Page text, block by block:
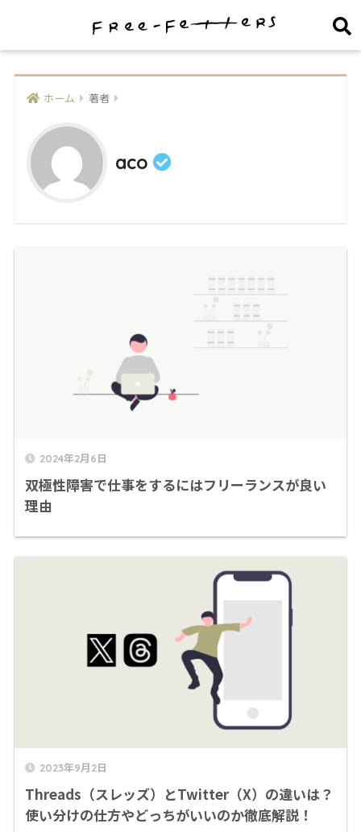
ホーム 著者
aco
2024年2月6日
双極性障害で仕事をするにはフリーランスが良い
理由
2023年9月2日
Threads（スレッズ）とTwitter（X）の違いは？
使い分けの仕方やどっちがいいのか徹底解説！